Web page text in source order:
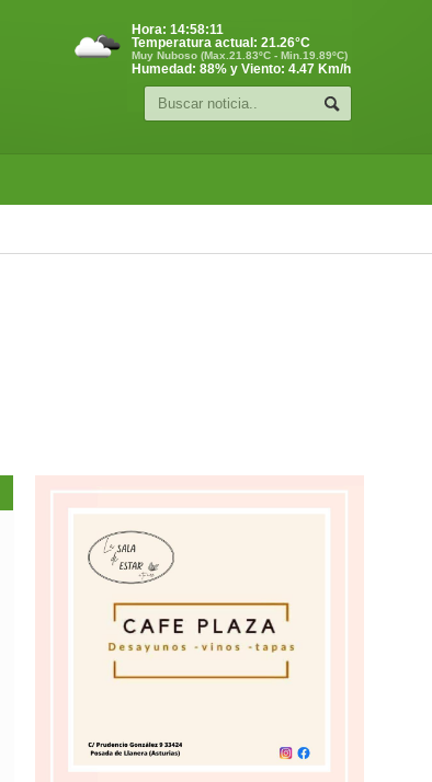
Hora: 14:58:12
Temperatura actual: 21.26°C
Muy Nuboso (Max.21.83ºC - Min.19.89ºC)
Humedad: 88% y Viento: 4.47 Km/h